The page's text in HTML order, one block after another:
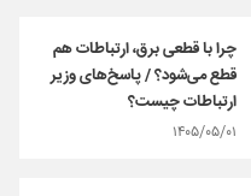
چرا با قطعی برق، ارتباطات هم
قطع می‌شود؟ / پاسخ‌های وزیر
ارتباطات چیست؟
۱۴۰۵/۰۵/۰۱